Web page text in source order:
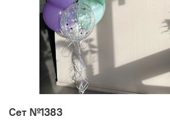
Сет №1383